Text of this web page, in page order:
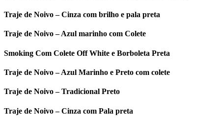
Traje de Noivo – Cinza com brilho e pala preta
Traje de Noivo – Azul marinho com Colete
Smoking Com Colete Off White e Borboleta Preta
Traje de Noivo – Azul Marinho e Preto com colete
Traje de Noivo – Tradicional Preto
Traje de Noivo – Cinza com Pala preta